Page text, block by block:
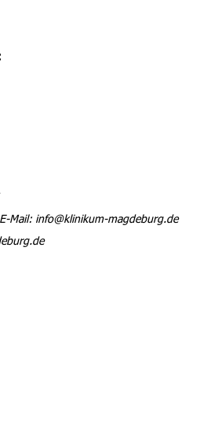
Mail: info@klinikum-magdeburg.de